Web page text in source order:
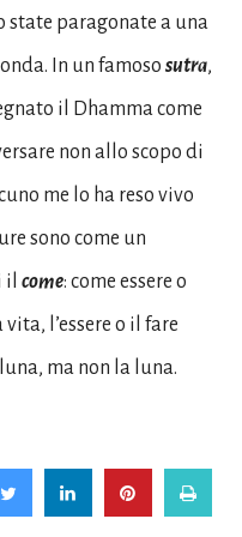
state paragonate a una
In un famoso sutra,
il Dhamma come
non allo scopo di
me lo ha reso vivo
sono come un
come: come essere o
l’essere o il fare
ma non la luna.